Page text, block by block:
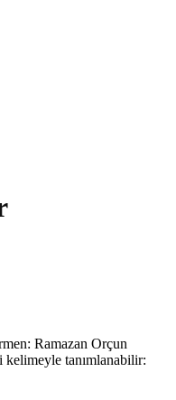
Ramazan Orçun
kelimeyle tanımlanabilir: